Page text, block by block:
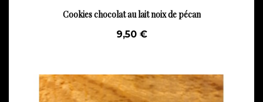
Cookies chocolat au lait noix de pécan
9,50 €